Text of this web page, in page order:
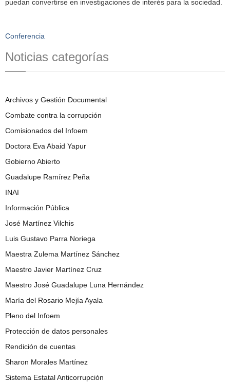
puedan convertirse en investigaciones de interés para la sociedad.
Conferencia
Noticias categorías
Archivos y Gestión Documental
Combate contra la corrupción
Comisionados del Infoem
Doctora Eva Abaid Yapur
Gobierno Abierto
Guadalupe Ramírez Peña
INAI
Información Pública
José Martínez Vilchis
Luis Gustavo Parra Noriega
Maestra Zulema Martínez Sánchez
Maestro Javier Martínez Cruz
Maestro José Guadalupe Luna Hernández
María del Rosario Mejía Ayala
Pleno del Infoem
Protección de datos personales
Rendición de cuentas
Sharon Morales Martínez
Sistema Estatal Anticorrupción